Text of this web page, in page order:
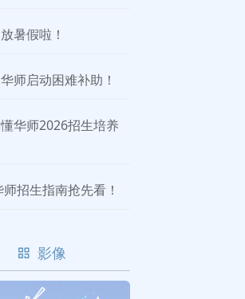
暑假啦！
师启动困难补助！
华师2026招生培养
招生指南抢先看！
影像